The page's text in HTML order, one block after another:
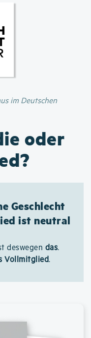
im Deutschen
oder
Geschlecht
ist neutral
deswegen das.
Vollmitglied.